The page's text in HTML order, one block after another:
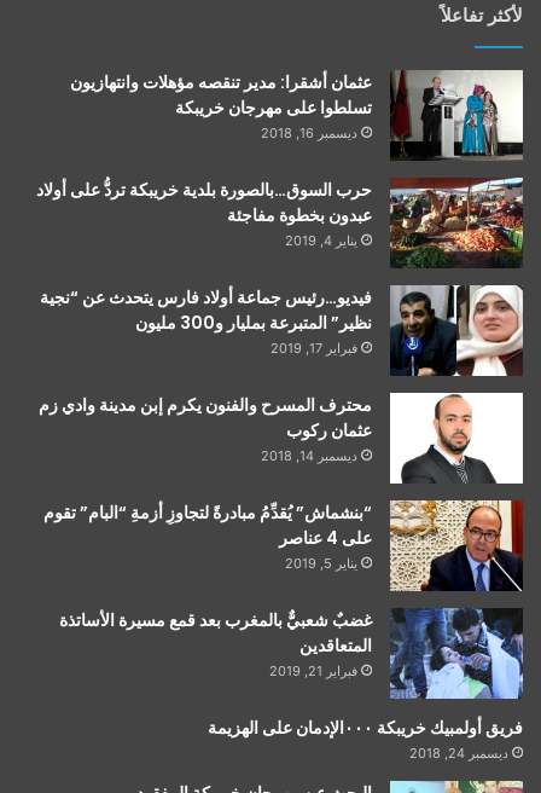
لأكثر تفاعلاً
عثمان أشقرا: مدير تنقصه مؤهلات وانتهازيون
تسلطوا على مهرجان خريبكة
ديسمبر 16, 2018
حرب السوق…بالصورة بلدية خريبكة تردُّ على أولاد
عبدون بخطوة مفاجئة
يناير 4, 2019
فيديو…رئيس جماعة أولاد فارس يتحدث عن “نجية
نظير” المتبرعة بمليار و300 مليون
فبراير 17, 2019
محترف المسرح والفنون يكرم إبن مدينة وادي زم
عثمان ركوب
ديسمبر 14, 2018
“بنشماش” يُقدِّمُ مبادرةً لتجاوزِ أزمةِ “البام” تقوم
على 4 عناصر
يناير 5, 2019
غضبٌ شعبيٌّ بالمغرب بعد قمع مسيرة الأساتذة
المتعاقدين
فبراير 21, 2019
فريق أولمبيك خريبكة ٠٠٠الإدمان على الهزيمة
ديسمبر 24, 2018